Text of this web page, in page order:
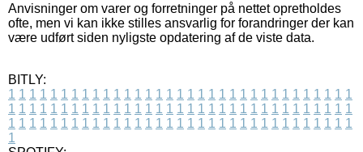
Anvisninger om varer og forretninger på nettet opretholdes
ofte, men vi kan ikke stilles ansvarlig for forandringer der kan
være udført siden nyligste opdatering af de viste data.
BITLY:
1 1 1 1 1 1 1 1 1 1 1 1 1 1 1 1 1 1 1 1 1 1 1 1 1 1 1 1 1 1 1 1 1
1 1 1 1 1 1 1 1 1 1 1 1 1 1 1 1 1 1 1 1 1 1 1 1 1 1 1 1 1 1 1 1 1
1 1 1 1 1 1 1 1 1 1 1 1 1 1 1 1 1 1 1 1 1 1 1 1 1 1 1 1 1 1 1 1 1
1